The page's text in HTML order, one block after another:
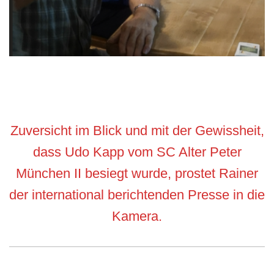
Zuversicht im Blick und mit der Gewissheit,
dass Udo Kapp vom SC Alter Peter
München II besiegt wurde, prostet Rainer
der international berichtenden Presse in die
Kamera.